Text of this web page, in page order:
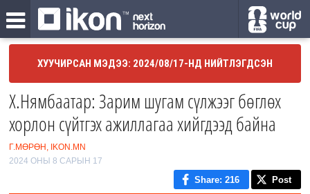
ХУУЧИРСАН МЭДЭЭ: 2024/08/17-НД НИЙТЛЭГДСЭН
Х.Нямбаатар: Зарим шугам сүлжээг бөглөх
хорлон сүйтгэх ажиллагаа хийгдээд байна
Г.МӨРӨН, IKON.MN
2024 ОНЫ 8 САРЫН 17
Share: 216 Post